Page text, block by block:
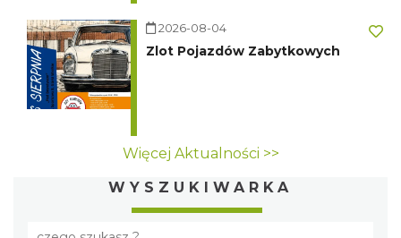
2026-08-04
Zlot Pojazdów Zabytkowych
Więcej Aktualności >>
WYSZUKIWARKA